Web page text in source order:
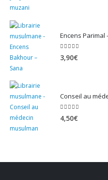
Encens Parimal
5.00sur 5
3,90€
5.00sur 5
4,50€